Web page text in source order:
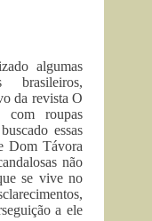
algumas
brasileiros,
da revista O
com roupas
essas
Dom Távora
não
se vive no
a ele